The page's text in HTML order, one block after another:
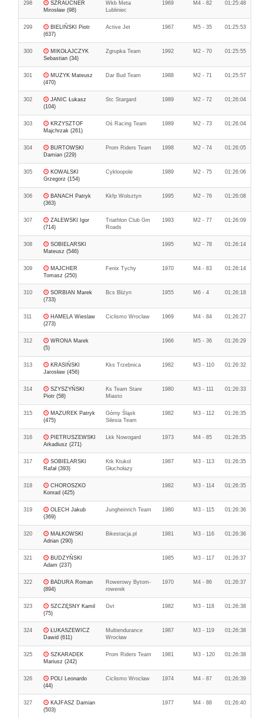
298
SZRAUCNER
Mirosław (98)
Wkb Meta
Lubliniec
1969 M4 - 82 01:25:48
299
BIELIŃSKI Piotr
(637)
Active Jet 1967 M5 - 35 01:25:53
300
MIKOŁAJCZYK
Sebastian (34)
Zgrupka Team 1992 M2 - 70 01:25:55
301
MUZYK Mateusz
(470)
Dar Bud Team 1988 M2 - 71 01:25:57
302
JANIC Łukasz
(104)
Stc Stargard 1989 M2 - 72 01:26:04
303
KRZYSZTOF
Majchrzak (261)
Oś Racing Team 1989 M2 - 73 01:26:04
304
BURTOWSKI
Damian (229)
Prom Riders Team 1998 M2 - 74 01:26:05
305
KOWALSKI
Grzegorz (154)
Cykloopole 1989 M2 - 75 01:26:06
306
BANACH Patryk
(363)
Kkfp Wolsztyn 1995 M2 - 76 01:26:08
307
ZALEWSKI Igor
(714)
Triathlon Club Gm
Roads
1993 M2 - 77 01:26:09
308
SOBIELARSKI
Mateusz (546)
1995 M2 - 78 01:26:14
309
MAJCHER
Tomasz (250)
Fenix Tychy 1970 M4 - 83 01:26:14
310
SORBIAN Marek
(733)
Bcs Bliżyn 1955 M6 - 4 01:26:18
311
HAMELA Wieslaw
(273)
Ciclismo Wrocław 1969 M4 - 84 01:26:27
312
WRONA Marek
(5)
1966 M5 - 36 01:26:29
313
KRASIŃSKI
Jarosław (456)
Kks Trzebnica 1982 M3 - 110 01:26:32
314
SZYSZYŃSKI
Piotr (58)
Ks Team Stare
Miasto
1980 M3 - 111 01:26:33
315
MAZUREK Patryk
(475)
Górny Śląsk
Silesia Team
1982 M3 - 112 01:26:35
316
PIETRUSZEWSKI
Arkadiusz (271)
Lkk Nowogard 1973 M4 - 85 01:26:35
317
SOBIELARSKI
Rafał (393)
Ktk Ktukol
Głuchołazy
1987 M3 - 113 01:26:35
318
CHOROSZKO
Konrad (425)
1982 M3 - 114 01:26:35
319
OLECH Jakub
(369)
Jungheinrich Team 1980 M3 - 115 01:26:36
320
MAŁKOWSKI
Adrian (290)
Bikestacja.pl 1981 M3 - 116 01:26:36
321
BUDZYŃSKI
Adam (237)
1985 M3 - 117 01:26:37
322
BADURA Roman
(894)
Rowerowy Bytom-
rowerek
1970 M4 - 86 01:26:37
323
SZCZĘSNY Kamil
(75)
Gvt 1982 M3 - 118 01:26:38
324
ŁUKASZEWICZ
Dawid (611)
Multiendurance
Wrocław
1987 M3 - 119 01:26:38
325
SZKARADEK
Mariusz (242)
Prom Riders Team 1981 M3 - 120 01:26:38
326
POLI Leonardo
(44)
Ciclismo Wrocław 1974 M4 - 87 01:26:39
327
KAJFASZ Damian
(503)
1977 M4 - 88 01:26:40